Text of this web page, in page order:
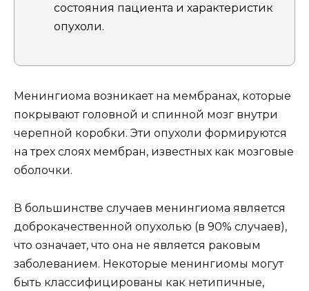
состояния пациента и характеристик
опухоли.
Менингиома возникает на мембранах, которые
покрывают головной и спинной мозг внутри
черепной коробки. Эти опухоли формируются
на трех слоях мембран, известных как мозговые
оболочки.
В большинстве случаев менингиома является
доброкачественной опухолью (в 90% случаев),
что означает, что она не является раковым
заболеванием. Некоторые менингиомы могут
быть классифицированы как нетипичные,